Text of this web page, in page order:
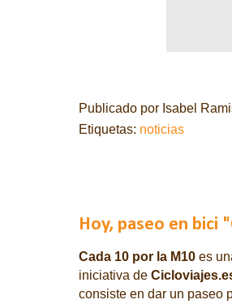
Publicado por Isabel
Etiquetas: noticias
Hoy, paseo en bici
Cada 10 por la M10 es
iniciativa de
consiste en dar un paseo